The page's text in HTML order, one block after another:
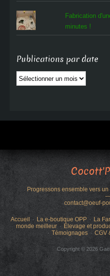
Fabrication
minutes !
Publications par date
Publications
par
Progressons ensemble vers
contact@oeuf-
Accueil La e-boutique OPP
La
monde meilleur
Élevage et
Témoignages
CGV
Copyright © 2026